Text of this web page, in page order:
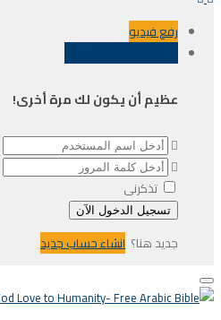
رفع فيديو
عظيم أن يكون لك مرة أخرى!
تذكرنى
جديد هنا؟ انشاء حساب جديد